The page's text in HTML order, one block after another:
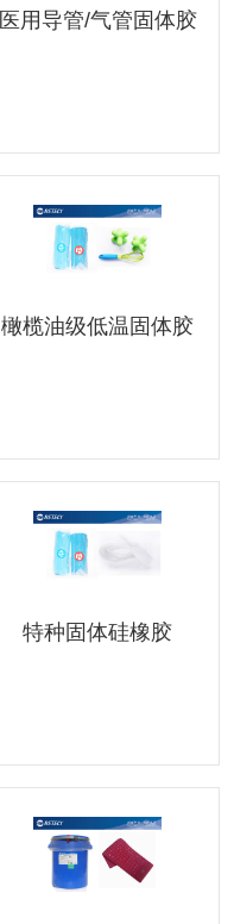
医用导管/气管固体胶
橄榄油级低温固体胶
特种固体硅橡胶